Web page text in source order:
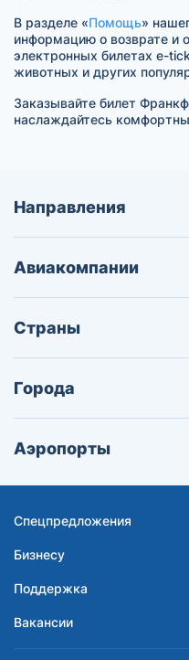
В разделе «Помощь»
информацию о возврате и
электронных билетах e-
животных и других
Заказывайте билет
наслаждайтесь
Направления
Авиакомпании
Страны
Города
Аэропорты
Спецпредложения
Бизнесу
Поддержка
Вакансии